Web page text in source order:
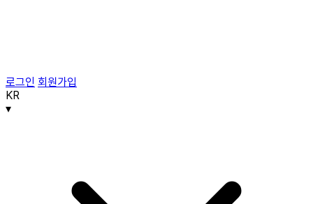
로그인 회원가입
KR
▾